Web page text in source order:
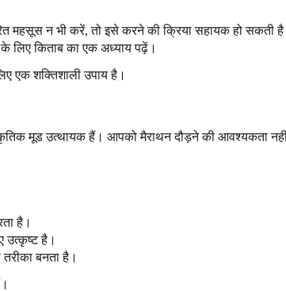
महसूस न भी करें, तो इसे करने की क्रिया सहायक हो सकती
किताब का एक अध्याय पढ़ें।
एक शक्तिशाली उपाय है।
मूड उत्थायक हैं। आपको मैराथन दौड़ने की आवश्यकता
है।
उत्कृष्ट है।
बनता है।